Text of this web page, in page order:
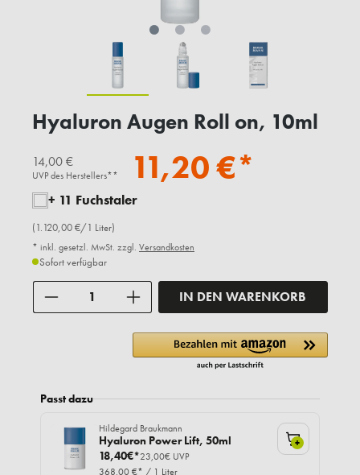
Hyaluron Augen Roll on, 10ml
14,00 €
UVP des Herstellers** 11,20 €*
+ 11 Fuchstaler
(1.120,00 €/1 Liter)
* inkl. gesetzl. MwSt. zzgl. Versandkosten
Sofort verfügbar
IN DEN WARENKORB
Passt dazu
Hildegard Braukmann
Hyaluron Power Lift, 50ml
18,40€*23,00€ UVP
368,00 €* / 1 Liter
+